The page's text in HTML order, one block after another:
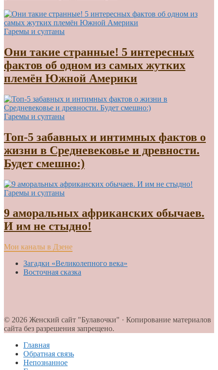
Гаремы и султаны
Они такие странные! 5 интересных
фактов об одном из самых жутких
племён Южной Америки
Гаремы и султаны
Топ-5 забавных и интимных фактов о
жизни в Средневековье и древности.
Будет смешно:)
Гаремы и султаны
9 аморальных африканских обычаев.
И им не стыдно!
Мои каналы в Дзене
Загадки «Великолепного века»
Восточная сказка
© 2026 Женский сайт "Булавочки" · Копирование материалов
сайта без разрешения запрещено.
Главная
Обратная связь
Непознанное